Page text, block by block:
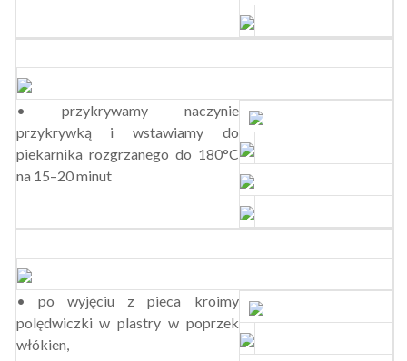
• przykrywamy naczynie
przykrywką i wstawiamy do
piekarnika rozgrzanego do 180°C
na 15–20 minut
• po wyjęciu z pieca kroimy
polędwiczki w plastry w poprzek
włókien,